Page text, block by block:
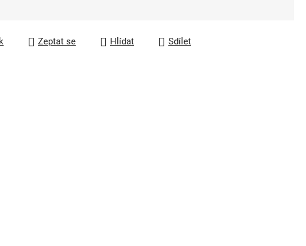
Zeptat se Hlídat Sdílet